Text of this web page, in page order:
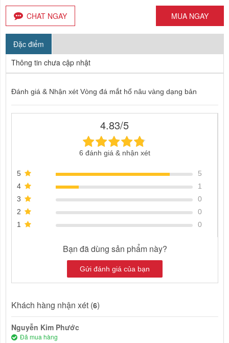
CHAT NGAY MUA NGAY
Đặc điểm
Thông tin chưa cập nhật
Đánh giá & Nhận xét Vòng đá mắt hổ nâu vàng dạng bản
4.83/5
6 đánh giá & nhận xét
5
5
4
1
3
0
2
0
1
0
Bạn đã dùng sản phẩm này?
Gửi đánh giá của bạn
Khách hàng nhận xét (6)
Nguyễn Kim Phước
Đã mua hàng